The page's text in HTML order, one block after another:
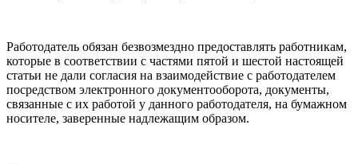
Работодатель обязан безвозмездно предоставлять работникам,
которые в соответствии с частями пятой и шестой настоящей
статьи не дали согласия на взаимодействие с работодателем
посредством электронного документооборота, документы,
связанные с их работой у данного работодателя, на бумажном
носителе, заверенные надлежащим образом.